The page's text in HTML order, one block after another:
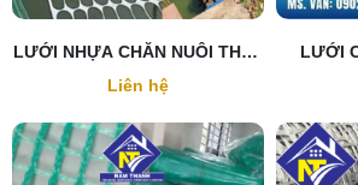
LƯỚI NHỰA CHĂN NUÔI THỦY
SẢN
Liên hệ
LƯỚI